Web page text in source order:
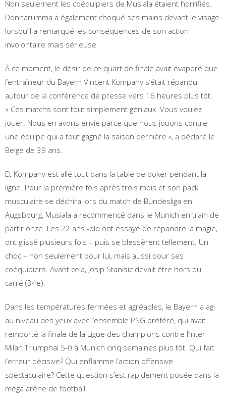
Non seulement les coéquipiers de Musiala étaient horrifiés.
Donnarumma a également choqué ses mains devant le visage
lorsqu’il a remarqué les conséquences de son action
involontaire mais sérieuse.
À ce moment, le désir de ce quart de finale avait évaporé que
l’entraîneur du Bayern Vincent Kompany s’était répandu
autour de la conférence de presse vers 16 heures plus tôt.
« Ces matchs sont tout simplement géniaux. Vous voulez
jouer. Nous en avons envie parce que nous jouons contre
une équipe qui a tout gagné la saison dernière », a déclaré le
Belge de 39 ans.
Et Kompany est allé tout dans la table de poker pendant la
ligne. Pour la première fois après trois mois et son pack
musculaire se déchira lors du match de Bundesliga en
Augsbourg, Musiala a recommencé dans le Munich en train de
partir onze. Les 22 ans -old ont essayé de répandre la magie,
ont glissé plusieurs fois – puis se blessèrent tellement. Un
choc – non seulement pour lui, mais aussi pour ses
coéquipiers. Avant cela, Josip Stanisic devait être hors du
carré (34e).
Dans les températures fermées et agréables, le Bayern a agi
au niveau des yeux avec l’ensemble PSG préféré, qui avait
remporté la finale de la Ligue des champions contre l’Inter
Milan Triumphal 5-0 à Munich cinq semaines plus tôt. Qui fait
l’erreur décisive? Qui enflamme l’action offensive
spectaculaire? Cette question s’est rapidement posée dans la
méga arène de football.